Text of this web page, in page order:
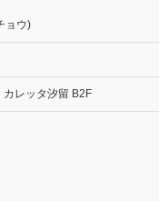
ョウ)
レッタ汐留 B2F